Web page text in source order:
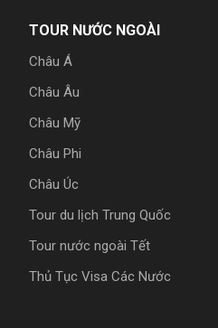
TOUR NƯỚC NGOÀI
Châu Á
Châu Âu
Châu Mỹ
Châu Phi
Châu Úc
Tour du lịch Trung Quốc
Tour nước ngoài Tết
Thủ Tục Visa Các Nước